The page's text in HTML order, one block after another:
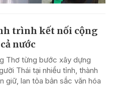
trình kết nối cộng
nước
Thơ từng bước xây dựng
Thái tại nhiều tỉnh, thành
giữ, lan tỏa bản sắc văn hóa